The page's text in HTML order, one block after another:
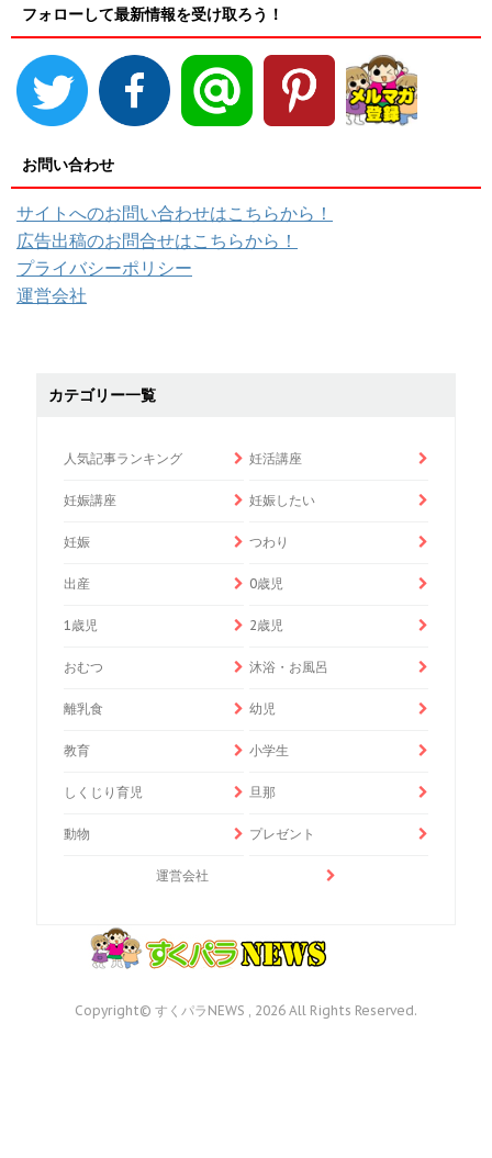
フォローして最新情報を受け取ろう！
お問い合わせ
サイトへのお問い合わせはこちらから！
広告出稿のお問合せはこちらから！
プライバシーポリシー
運営会社
カテゴリー一覧
人気記事ランキング 妊活講座
妊娠講座 妊娠したい
妊娠 つわり
出産 0歳児
1歳児 2歳児
おむつ 沐浴・お風呂
離乳食 幼児
教育 小学生
しくじり育児 旦那
動物 プレゼント
運営会社
Copyright© すくパラNEWS , 2026 All Rights Reserved.